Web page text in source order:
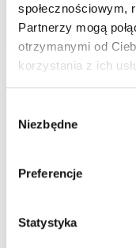
społecznościowym,
Partnerzy mogą
otrzymanymi od
korzystania z ich
zgody
Niezbędne
Preferencje
Statystyka
Czytaj więcej
Zaskocz Tatę!
Centrum